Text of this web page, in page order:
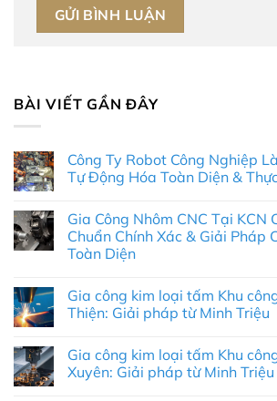
BÀI VIẾT GẦN ĐÂY
Công Ty Robot Công Nghiệp
Tự Động Hóa Toàn Diện &
bình
luận
ở
Công
Công
Nghiệp
Lào
Pháp
Tự
Động
Gia Công Nhôm CNC Tại KCN
Chuẩn Chính Xác & Giải Pháp
Toàn Diện
bình
luận
Nhôm
CNC
Tại
Gia công kim loại tấm Khu
Thiện: Giải pháp từ Minh Triệu
bình
luận
ở
Gia công kim loại tấm Khu
Xuyên: Giải pháp từ Minh Triệu